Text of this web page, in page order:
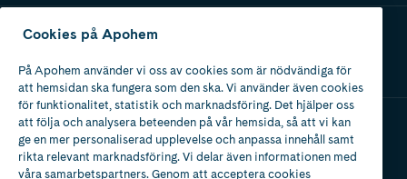
Ladda ner vår app
Apotek med tillstånd
av Läkemedelsverket
Cookies på Apohem
På Apohem använder vi oss av cookies som är nödvändiga för
att hemsidan ska fungera som den ska. Vi använder även cookies
för funktionalitet, statistik och marknadsföring. Det hjälper oss
att följa och analysera beteenden på vår hemsida, så att vi kan
ge en mer personaliserad upplevelse och anpassa innehåll samt
rikta relevant marknadsföring. Vi delar även informationen med
våra samarbetspartners. Genom att acceptera cookies